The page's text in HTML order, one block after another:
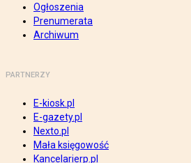
Ogłoszenia
Prenumerata
Archiwum
PARTNERZY
E-kiosk.pl
E-gazety.pl
Nexto.pl
Mała księgowość
Kancelarierp.pl